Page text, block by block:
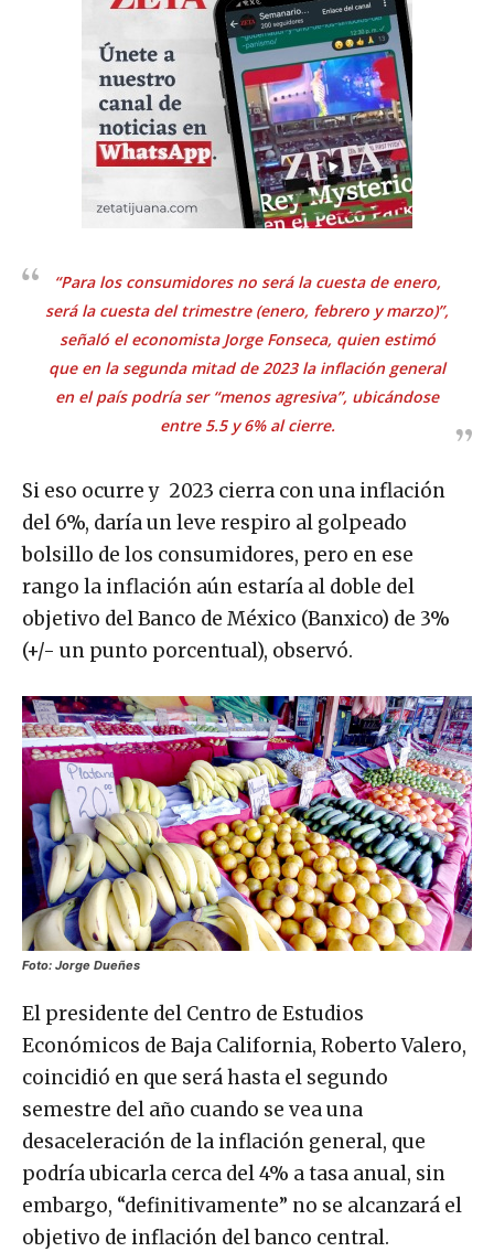
“Para los consumidores no será la cuesta de enero,
será la cuesta del trimestre (enero, febrero y marzo)”,
señaló el economista Jorge Fonseca, quien estimó
que en la segunda mitad de 2023 la inflación general
en el país podría ser “menos agresiva”, ubicándose
entre 5.5 y 6% al cierre.
Si eso ocurre y 2023 cierra con una inflación
del 6%, daría un leve respiro al golpeado
bolsillo de los consumidores, pero en ese
rango la inflación aún estaría al doble del
objetivo del Banco de México (Banxico) de 3%
(+/- un punto porcentual), observó.
Foto: Jorge Dueñes
El presidente del Centro de Estudios
Económicos de Baja California, Roberto Valero,
coincidió en que será hasta el segundo
semestre del año cuando se vea una
desaceleración de la inflación general, que
podría ubicarla cerca del 4% a tasa anual, sin
embargo, “definitivamente” no se alcanzará el
objetivo de inflación del banco central.